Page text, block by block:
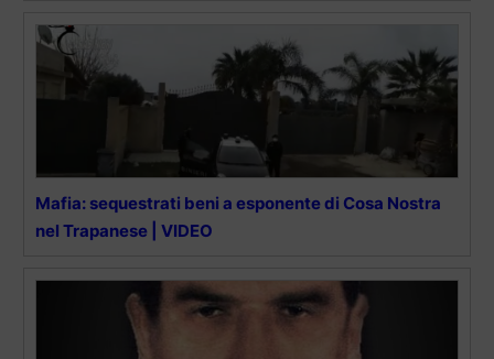
Mafia: sequestrati beni a esponente di Cosa Nostra
nel Trapanese | VIDEO